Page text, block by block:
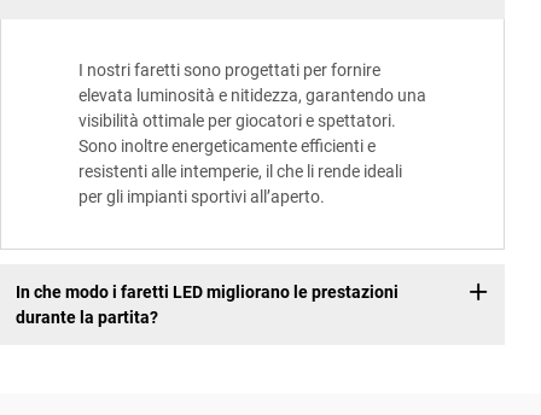
I nostri faretti sono progettati per fornire
elevata luminosità e nitidezza, garantendo una
visibilità ottimale per giocatori e spettatori.
Sono inoltre energeticamente efficienti e
resistenti alle intemperie, il che li rende ideali
per gli impianti sportivi all’aperto.
In che modo i faretti LED migliorano le prestazioni
durante la partita?